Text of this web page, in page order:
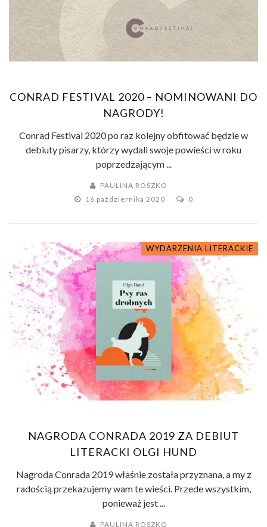
CONRAD FESTIVAL 2020 – NOMINOWANI DO
NAGRODY!
Conrad Festival 2020 po raz kolejny obfitować będzie w
debiuty pisarzy, którzy wydali swoje powieści w roku
poprzedzającym ...
PAULINA ROSZKO
16 października 2020
0
WYDARZENIA LITERACKIE
NAGRODA CONRADA 2019 ZA DEBIUT
LITERACKI OLGI HUND
Nagroda Conrada 2019 właśnie została przyznana, a my z
radością przekazujemy wam te wieści. Przede wszystkim,
ponieważ jest ...
PAULINA ROSZKO